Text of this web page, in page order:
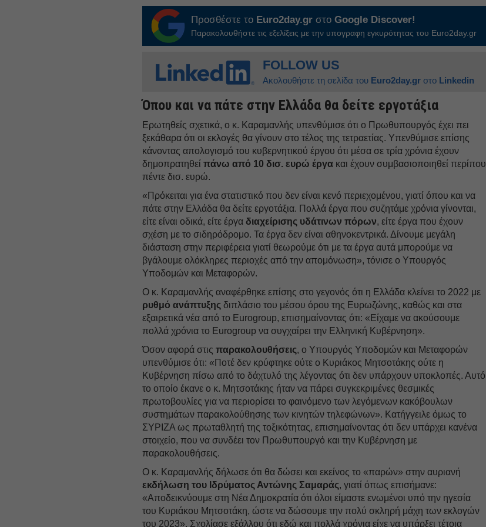
Προσθέστε το Euro2day.gr στοGoogle Discover!
Παρακολουθήστε τις εξελίξεις με την υπογραφη εγκυρότητας του Euro2day.gr
FOLLOW US
Ακολουθήστε τη σελίδα του Euro2day.gr στο Linkedin
Όπου και να πάτε στην Ελλάδα θα δείτε εργοτάξια
Ερωτηθείς σχετικά, ο κ. Καραμανλής υπενθύμισε ότι ο Πρωθυπουργός έχει πει
ξεκάθαρα ότι οι εκλογές θα γίνουν στο τέλος της τετραετίας. Υπενθύμισε επίσης
κάνοντας απολογισμό του κυβερνητικού έργου ότι μέσα σε τρία χρόνια έχουν
δημοπρατηθείπάνω από 10 δισ. ευρώ έργα και έχουν συμβασιοποιηθεί περίπου
πέντε δισ. ευρώ.
«Πρόκειται για ένα στατιστικό που δεν είναι κενό περιεχομένου, γιατί όπου και να
πάτε στην Ελλάδα θα δείτε εργοτάξια. Πολλά έργα που συζητάμε χρόνια γίνονται,
είτε είναι οδικά, είτε έργα διαχείρισης υδάτινων πόρων, είτε έργα που έχουν
σχέση με το σιδηρόδρομο. Τα έργα δεν είναι αθηνοκεντρικά. Δίνουμε μεγάλη
διάσταση στην περιφέρεια γιατί θεωρούμε ότι με τα έργα αυτά μπορούμε να
βγάλουμε ολόκληρες περιοχές από την απομόνωση», τόνισε ο Υπουργός
Υποδομών και Μεταφορών.
Ο κ. Καραμανλής αναφέρθηκε επίσης στο γεγονός ότι η Ελλάδα κλείνει το 2022 με
ρυθμό ανάπτυξης διπλάσιο του μέσου όρου της Ευρωζώνης, καθώς και στα
εξαιρετικά νέα από το Eurogroup, επισημαίνοντας ότι: «Είχαμε να ακούσουμε
πολλά χρόνια το Eurogroup να συγχαίρει την Ελληνική Κυβέρνηση».
Όσον αφορά στιςπαρακολουθήσεις, ο Υπουργός Υποδομών και Μεταφορών
υπενθύμισε ότι: «Ποτέ δεν κρύφτηκε ούτε ο Κυριάκος Μητσοτάκης ούτε η
Κυβέρνηση πίσω από το δάχτυλό της λέγοντας ότι δεν υπάρχουν υποκλοπές. Αυτό
το οποίο έκανε ο κ. Μητσοτάκης ήταν να πάρει συγκεκριμένες θεσμικές
πρωτοβουλίες για να περιορίσει το φαινόμενο των λεγόμενων κακόβουλων
συστημάτων παρακολούθησης των κινητών τηλεφώνων». Κατήγγειλε όμως το
ΣΥΡΙΖΑ ως πρωταθλητή της τοξικότητας, επισημαίνοντας ότι δεν υπάρχει κανένα
στοιχείο, που να συνδέει τον Πρωθυπουργό και την Κυβέρνηση με
παρακολουθήσεις.
Ο κ. Καραμανλής δήλωσε ότι θα δώσει και εκείνος το «παρών» στην αυριανή
εκδήλωση του Ιδρύματος Αντώνης Σαμαράς, γιατί όπως επισήμανε:
«Αποδεικνύουμε στη Νέα Δημοκρατία ότι όλοι είμαστε ενωμένοι υπό την ηγεσία
του Κυριάκου Μητσοτάκη, ώστε να δώσουμε την πολύ σκληρή μάχη των εκλογών
του 2023». Σχολίασε εξάλλου ότι εδώ και πολλά χρόνια είχε να υπάρξει τέτοια